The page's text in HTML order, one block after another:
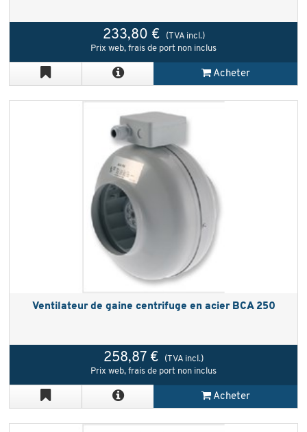
233,80 €
(TVA incl.)
Prix web, frais de port non inclus
Acheter
Ventilateur de gaine centrifuge en acier BCA 250
258,87 €
(TVA incl.)
Prix web, frais de port non inclus
Acheter